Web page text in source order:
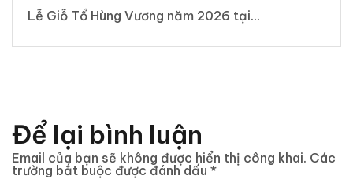
Lễ Giỗ Tổ Hùng Vương năm 2026 tại...
Để lại bình luận
Email của bạn sẽ không được hiển thị công khai. Các
trường bắt buộc được đánh dấu *